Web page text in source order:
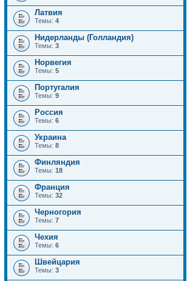
Латвия
Темы: 4
Нидерланды (Голландия)
Темы: 3
Норвегия
Темы: 5
Португалия
Темы: 9
Россия
Темы: 6
Украина
Темы: 8
Финляндия
Темы: 18
Франция
Темы: 32
Черногория
Темы: 7
Чехия
Темы: 6
Швейцария
Темы: 3